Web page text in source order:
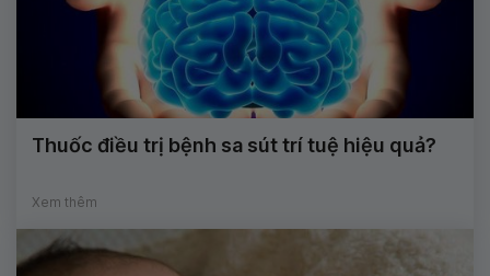
Thuốc điều trị bệnh sa sút trí tuệ hiệu quả?
Xem thêm